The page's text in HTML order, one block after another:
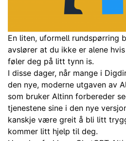
En liten, uformell rundspørring
avslører at du ikke er alene
føler deg på litt tynn is.
I disse dager, når mange i
den nye, moderne utgaven av
som bruker Altinn forbereder
tjenestene sine i den nye
kanskje være greit å bli litt
kommer litt hjelp til deg.